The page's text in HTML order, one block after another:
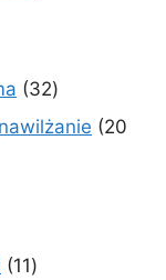
3232
produkty
20
1111